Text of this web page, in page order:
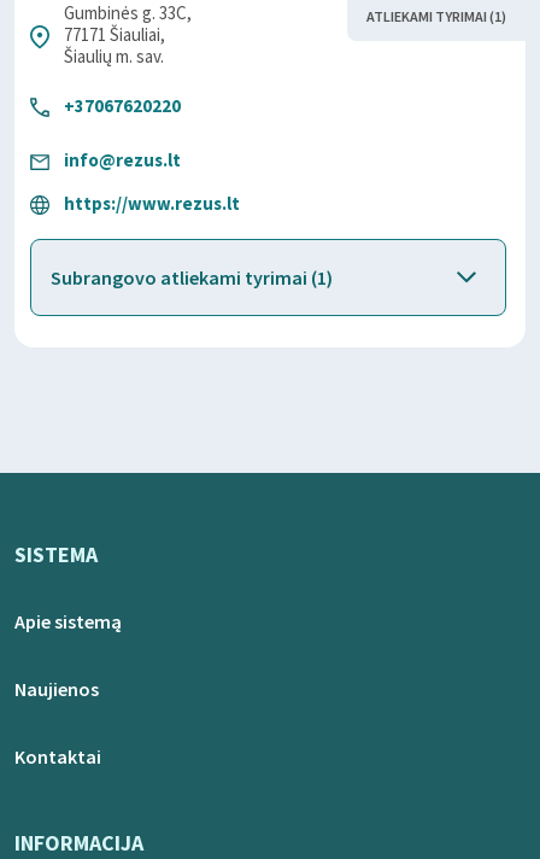
ATLIEKAMI TYRIMAI (1)
Gumbinės g. 33C,
77171 Šiauliai,
Šiaulių m. sav.
+37067620220
info@rezus.lt
https://www.rezus.lt
Subrangovo atliekami tyrimai (1)
SISTEMA
Apie sistemą
Naujienos
Kontaktai
INFORMACIJA